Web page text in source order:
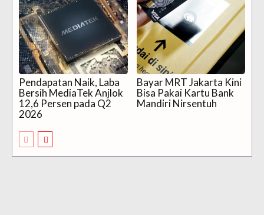
Pendapatan Naik, Laba
Bersih MediaTek Anjlok
12,6 Persen pada Q2
2026
Bayar MRT Jakarta Kini
Bisa Pakai Kartu Bank
Mandiri Nirsentuh